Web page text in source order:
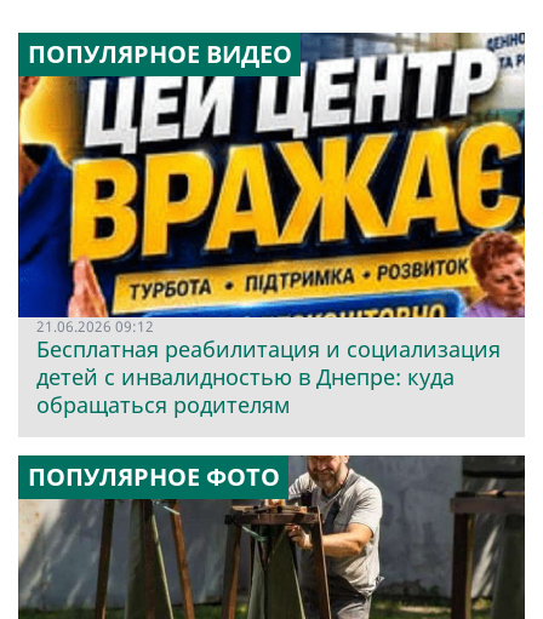
ПОПУЛЯРНОЕ ВИДЕО
21.06.2026 09:12
Бесплатная реабилитация и социализация
детей с инвалидностью в Днепре: куда
обращаться родителям
ПОПУЛЯРНОЕ ФОТО